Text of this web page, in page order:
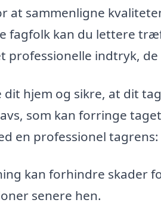
at sammenligne
fagfolk kan du lettere
indtryk, de
hjem og sikre, at dit
som kan forringe
en professionel tagrens:
kan forhindre skader
senere hen.